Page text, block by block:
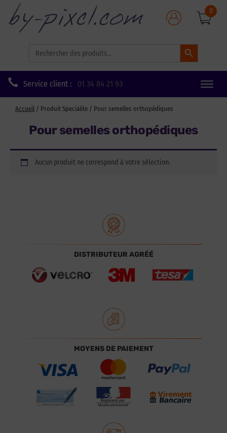
for:
Search Button
0
Service client : 01 34 84 21 93
Toggle
Accueil / Produit Specialite / Pour semelles orthopédiques
Pour semelles orthopédiques
Aucun produit ne correspond à votre sélection.
DISTRIBUTEUR AGRÉÉ
MOYENS DE PAIEMENT